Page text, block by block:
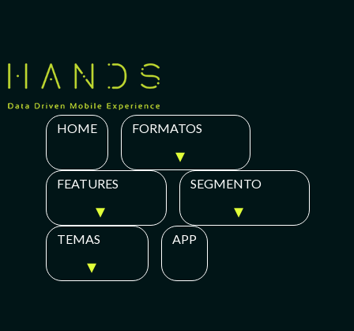
HOME FORMATOS
FEATURES SEGMENTO
TEMAS APP